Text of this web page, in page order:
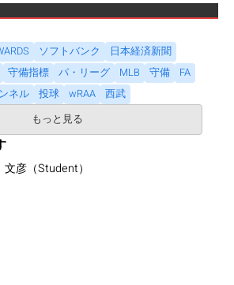
ソフトバンク
日本経済新聞
守備指標 パ・リーグ MLB 守備
FA
ネル
投球 wRAA
西武
もっと見る
彦（Student）